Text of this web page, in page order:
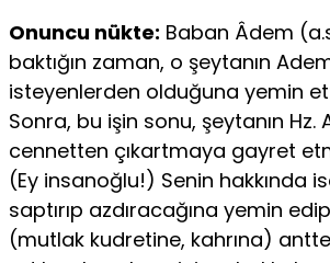
Onuncu nükte: Baban Âdem
baktığın zaman, o şeytanın
isteyenlerden olduğuna yemin
Sonra, bu işin sonu, şeytanın Hz.
cennetten çıkartmaya gayret
(Ey insanoğlu!) Senin hakkında
saptırıp azdıracağına yemin
(mutlak kudretine, kahrına)